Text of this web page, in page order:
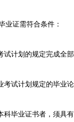
证需符合条件：
计划的规定完成全部
试计划规定的毕业论
毕业证书者，须具有